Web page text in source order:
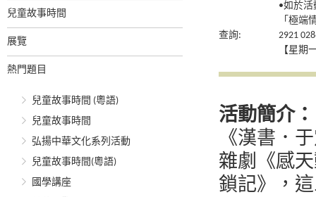
兒童故事時間
展覽
熱門題目
兒童故事時間 (粵語)
兒童故事時間
弘揚中華文化系列活動
兒童故事時間(粵語)
國學講座
•如於
「極端
查詢:
2921
【星期
活動簡介：
《漢書．
雜劇《感
鎖記》，